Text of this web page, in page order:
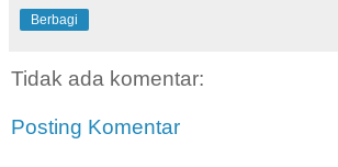
Berbagi
Tidak ada komentar:
Posting Komentar